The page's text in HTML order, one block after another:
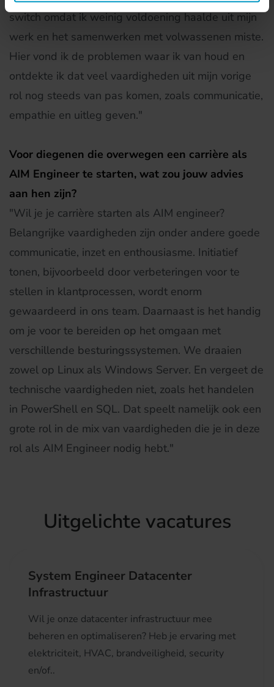
switch omdat ik weinig voldoening haalde uit mijn
werk en het samenwerken met volwassenen miste.
Hier vond ik de problemen waar ik van houd en
ontdekte ik dat veel vaardigheden uit mijn vorige
rol nog steeds van pas komen, zoals communicatie,
empathie en uitleg geven."
Voor diegenen die overwegen een carrière als
AIM Engineer te starten, wat zou jouw advies
aan hen zijn?
"Wil je je carrière starten als AIM engineer?
Belangrijke vaardigheden zijn onder andere goede
communicatie, inzet en enthousiasme. Initiatief
tonen, bijvoorbeeld door verbeteringen voor te
stellen in klantprocessen, wordt enorm
gewaardeerd in ons team. Daarnaast is het handig
om je voor te bereiden op het omgaan met
verschillende besturingssystemen. We draaien
zowel op Linux als Windows Server. En vergeet de
technische vaardigheden niet, zoals het handelen
in PowerShell en SQL. Dat speelt namelijk ook een
grote rol in de mix van vaardigheden die je in deze
rol als AIM Engineer nodig hebt."
Uitgelichte vacatures
System Engineer Datacenter
Infrastructuur
Wil je onze datacenter infrastructuur mee
beheren en optimaliseren? Heb je ervaring met
elektriciteit, HVAC, brandveiligheid, security
en/of..